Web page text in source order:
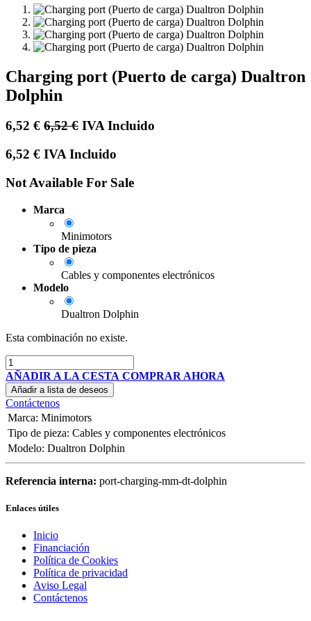
Charging port (Puerto de carga) Dualtron
Dolphin
6,52 € 6,52€ IVA Incluido
6,52 € IVA Incluido
Not Available For Sale
Marca
Minimotors
Tipo de pieza
Cables y componentes electrónicos
Modelo
Dualtron Dolphin
Esta combinación no existe.
AÑADIR A LA CESTA COMPRAR AHORA
Añadir a lista de deseos
Contáctenos
Marca: Minimotors
Tipo de pieza: Cables y componentes electrónicos
Modelo: Dualtron Dolphin
Referencia interna: port-charging-mm-dt-dolphin
Enlaces útiles
Inicio
Financiación
Política de Cookies
Política de privacidad
Aviso Legal
Contáctenos